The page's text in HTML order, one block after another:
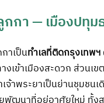
กกา — เมืองปทุม
าเป็นทำเลที่ติดกรุงเทพฯ
งเข้าเมืองสะดวก ส่วนเ
จ้าพระยาเป็นย่านชุมชนเ